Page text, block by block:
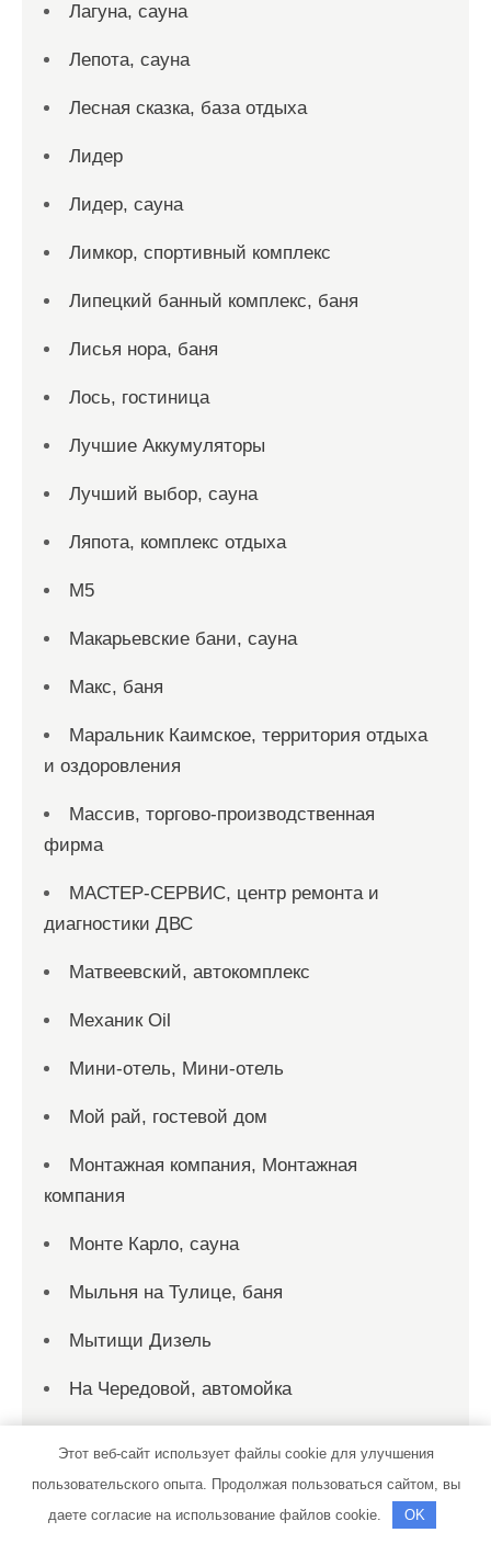
Лагуна, сауна
Лепота, сауна
Лесная сказка, база отдыха
Лидер
Лидер, сауна
Лимкор, спортивный комплекс
Липецкий банный комплекс, баня
Лисья нора, баня
Лось, гостиница
Лучшие Аккумуляторы
Лучший выбор, сауна
Ляпота, комплекс отдыха
М5
Макарьевские бани, сауна
Макс, баня
Маральник Каимское, территория отдыха
и оздоровления
Массив, торгово-производственная
фирма
МАСТЕР-СЕРВИС, центр ремонта и
диагностики ДВС
Матвеевский, автокомплекс
Механик Oil
Мини-отель, Мини-отель
Мой рай, гостевой дом
Монтажная компания, Монтажная
компания
Монте Карло, сауна
Мыльня на Тулице, баня
Мытищи Дизель
На Чередовой, автомойка
Не просто стрижка
Этот веб-сайт использует файлы cookie для улучшения
пользовательского опыта. Продолжая пользоваться сайтом, вы
даете согласие на использование файлов cookie.
OK